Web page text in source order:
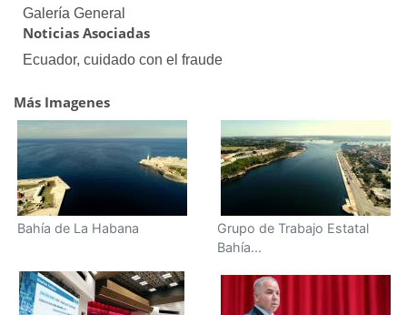
Galería General
Noticias Asociadas
Ecuador, cuidado con el fraude
Más Imagenes
Bahía de La Habana
Grupo de Trabajo Estatal
Bahía...